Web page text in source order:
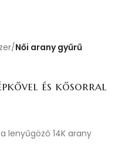
Női arany gyűrű
és kősorral
lenyűgöző 14K arany